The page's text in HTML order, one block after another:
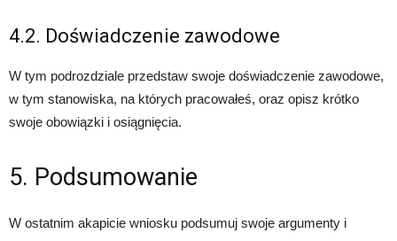
4.2. Doświadczenie zawodowe
W tym podrozdziale przedstaw swoje doświadczenie zawodowe,
w tym stanowiska, na których pracowałeś, oraz opisz krótko
swoje obowiązki i osiągnięcia.
5. Podsumowanie
W ostatnim akapicie wniosku podsumuj swoje argumenty i